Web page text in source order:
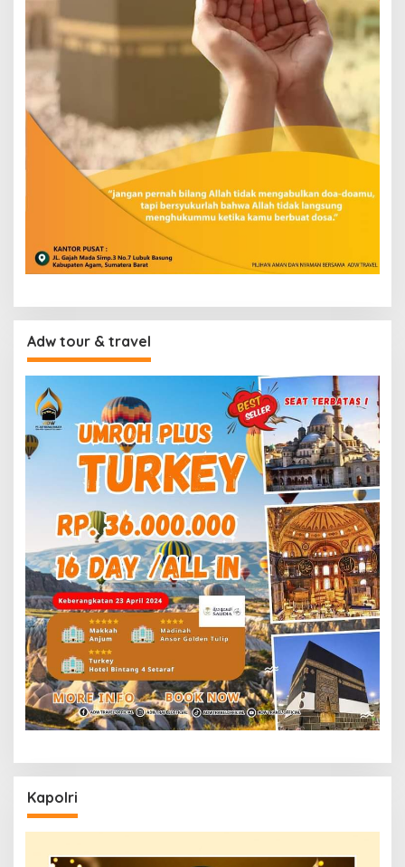
Adw tour & travel
Kapolri